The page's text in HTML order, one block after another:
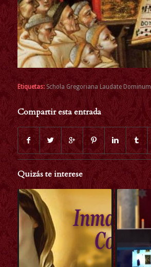
Etiquetas: Schola Gregoriana Laudate Dominum
Compartir esta entrada
Quizás te interese